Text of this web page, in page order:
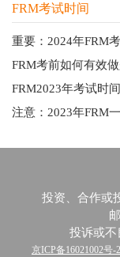
FRM考试时间
重要：2024年FRM
FRM考前如何有效
FRM2023年考试时
注意：2023年FRM
投资、合作或
投诉或不
京ICP备16021002号-2